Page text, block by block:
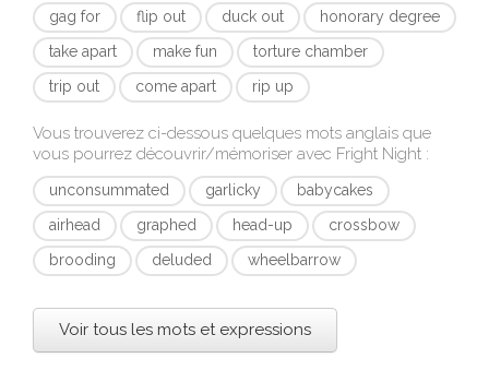
gag for flip out duck out
honorary degree
take apart
make fun
torture chamber
trip out
come apart rip up
Vous trouverez ci-dessous quelques mots anglais que
vous pourrez découvrir/mémoriser avec Fright Night :
unconsummated garlicky
babycakes
airhead
graphed head-up
crossbow
brooding
deluded wheelbarrow
Voir tous les mots et expressions